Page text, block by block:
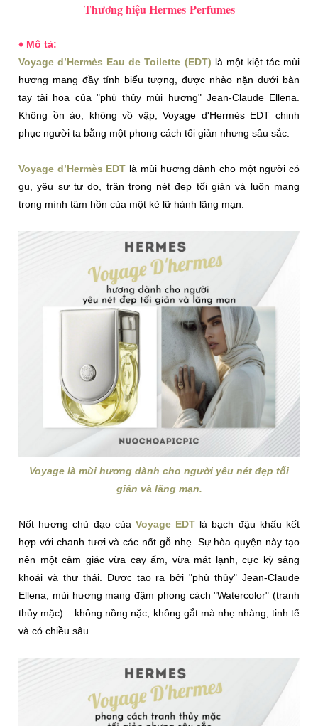
Thương hiệu Hermes Perfumes
♦ Mô tả:
Voyage d’Hermès Eau de Toilette (EDT) là một kiệt tác mùi
hương mang đầy tính biểu tượng, được nhào nặn dưới bàn
tay tài hoa của "phù thủy mùi hương" Jean-Claude Ellena.
Không ồn ào, không vồ vập, Voyage d'Hermès EDT chinh
phục người ta bằng một phong cách tối giản nhưng sâu sắc.
Voyage d’Hermès EDT là mùi hương dành cho một người có
gu, yêu sự tự do, trân trọng nét đẹp tối giản và luôn mang
trong mình tâm hồn của một kẻ lữ hành lãng mạn.
Voyage là mùi hương dành cho người yêu nét đẹp tối
giản và lãng mạn.
Nốt hương chủ đạo của Voyage EDT là bạch đậu khấu kết
hợp với chanh tươi và các nốt gỗ nhẹ. Sự hòa quyện này tạo
nên một cảm giác vừa cay ấm, vừa mát lạnh, cực kỳ sảng
khoái và thư thái. Được tạo ra bởi "phù thủy" Jean-Claude
Ellena, mùi hương mang đậm phong cách "Watercolor" (tranh
thủy mặc) – không nồng nặc, không gắt mà nhẹ nhàng, tinh tế
và có chiều sâu.